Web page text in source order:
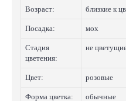
Возраст: близкие к
Посадка: мох
Стадия
цветения:
не
Цвет: розовые
Форма цветка: обычные